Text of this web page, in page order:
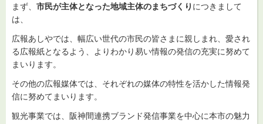
まず、 市民が主体となった地域主体のまちづくり につきまして
は、
広報あしやでは、幅広い世代の市民の皆さまに親しまれ、愛され
る広報紙となるよう、よりわかり易い情報の発信の充実に努めて
まいります。
その他の広報媒体では、それぞれの媒体の特性を活かした情報発
信に努めてまいります。
観光事業では、阪神間連携ブランド発信事業を中心に本市の魅力